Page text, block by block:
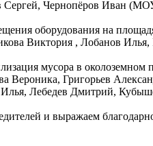
Сергей, Чернопёров Иван
оборудования на
Виктория , Лобанов
мусора в
Вероника, Григорьев
Илья, Лебедев Дмитрий,
и выражаем